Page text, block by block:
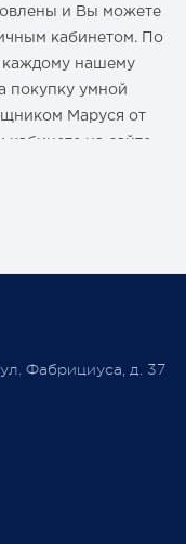
и Вы можете
кабинетом. По
каждому нашему
покупку умной
Маруся от
на сайте
Фабрициуса, д. 37